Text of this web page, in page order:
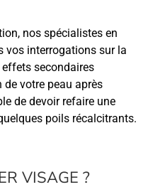
nos spécialistes en
vos interrogations sur la
secondaires
de votre peau après
de devoir refaire une
poils récalcitrants.
VISAGE ?